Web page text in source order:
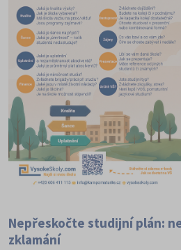
Nepřeskočte studijní plán:
zklamání